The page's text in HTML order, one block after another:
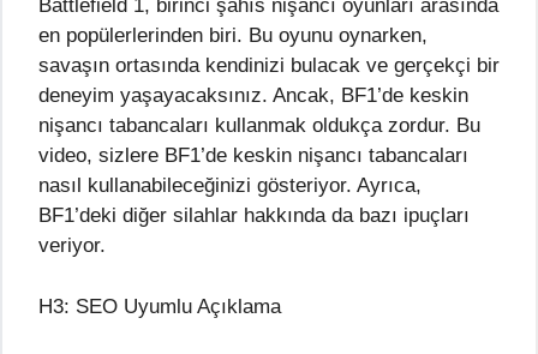
Battlefield 1, birinci şahıs nişancı oyunları arasında
en popülerlerinden biri. Bu oyunu oynarken,
savaşın ortasında kendinizi bulacak ve gerçekçi bir
deneyim yaşayacaksınız. Ancak, BF1’de keskin
nişancı tabancaları kullanmak oldukça zordur. Bu
video, sizlere BF1’de keskin nişancı tabancaları
nasıl kullanabileceğinizi gösteriyor. Ayrıca,
BF1’deki diğer silahlar hakkında da bazı ipuçları
veriyor.
H3: SEO Uyumlu Açıklama